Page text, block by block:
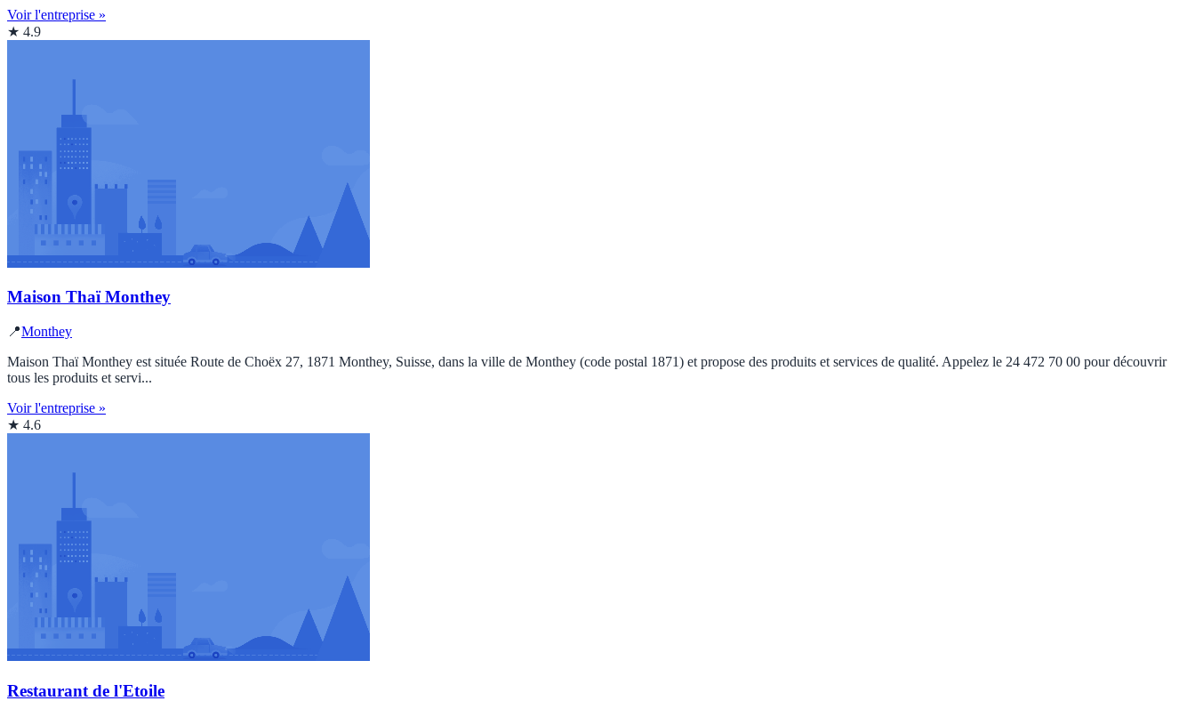
Voir l'entreprise »
★ 4.9
Maison Thaï Monthey
📍Monthey
Maison Thaï Monthey est située Route de Choëx 27, 1871 Monthey, Suisse, dans la ville de Monthey (code postal 1871) et propose des produits et services de qualité. Appelez le 24 472 70 00 pour découvrir
tous les produits et servi...
Voir l'entreprise »
★ 4.6
Restaurant de l'Etoile